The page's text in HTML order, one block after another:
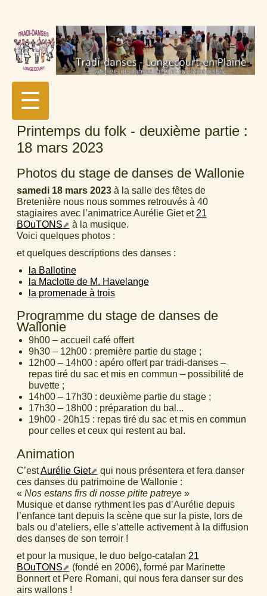
☰
Printemps du folk - deuxième partie :
18 mars 2023
Photos du stage de danses de Wallonie
samedi 18 mars 2023à la salle des fêtes de
Bretenière nous nous sommes retrouvés à 40
stagiaires avec l’animatrice Aurélie Giet et 21
BOuTONS
à la musique.
Voici quelques photos :
et quelques descriptions des danses :
la Ballotine
la Maclotte de M. Havelange
la promenade à trois
Programme du stage de danses de
Wallonie
9h00 – accueil café offert
9h30 – 12h00 : première partie du stage ;
12h00 – 14h00 : apéro offert par tradi-danses –
repas tiré du sac et mis en commun – possibilité de
buvette ;
14h00 – 17h30 : deuxième partie du stage ;
17h30 – 18h00 : préparation du bal...
19h00 - 20h15 : repas tiré du sac et mis en commun
pour celles et ceux qui restent au bal.
Animation
C’estAurélie Giet
qui nous présentera et fera danser
ces danses du patrimoine de Wallonie :
« Nos estans firs di nosse pitite patreye»
Musique et danse rythment les pas d’Aurélie depuis
l’enfance tant depuis la scène que sur la piste, lors de
bals ou d’ateliers, elle s’attelle activement à la diffusion
des danses de son terroir !
et pour la musique, le duo belgo-catalan 21
BOuTONS
(fondé en 2006), formé par Marinette
Bonnert et Pere Romani, qui nous fera danser sur des
airs wallons !